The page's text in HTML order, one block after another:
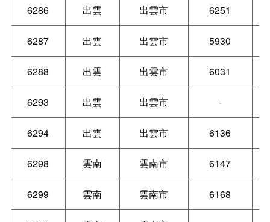
6286 出雲 出雲市 6251
6287 出雲 出雲市 5930
6288 出雲 出雲市 6031
6293 出雲 出雲市 -
6294 出雲 出雲市 6136
6298 雲南 雲南市 6147
6299 雲南 雲南市 6168